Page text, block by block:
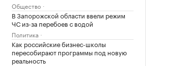
Общество
В Запорожской области ввели режим
ЧС из-за перебоев с водой
Политика
Как российские бизнес-школы
пересобирают программы под новую
реальность